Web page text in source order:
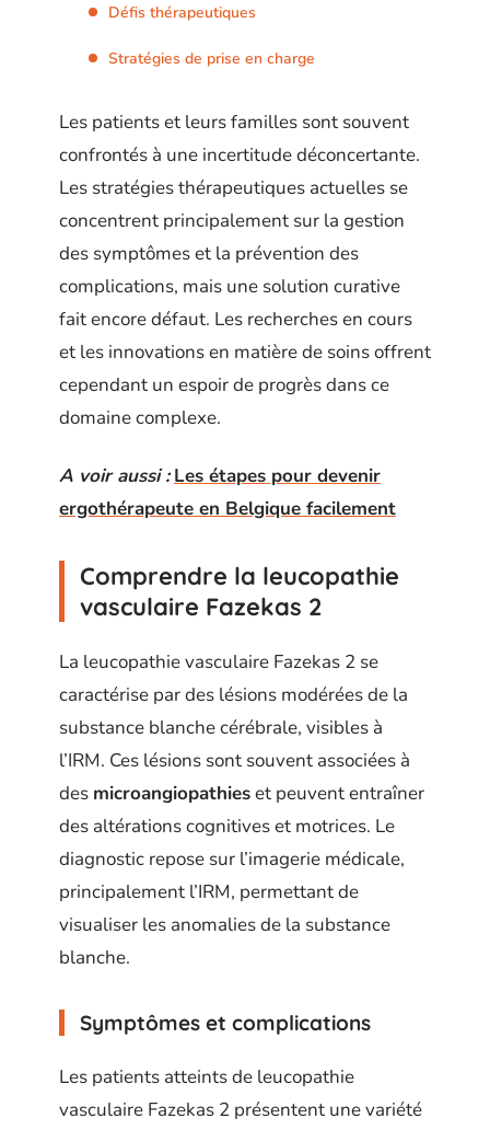
Défis thérapeutiques
Stratégies de prise en charge
Les patients et leurs familles sont souvent
confrontés à une incertitude déconcertante.
Les stratégies thérapeutiques actuelles se
concentrent principalement sur la gestion
des symptômes et la prévention des
complications, mais une solution curative
fait encore défaut. Les recherches en cours
et les innovations en matière de soins offrent
cependant un espoir de progrès dans ce
domaine complexe.
A voir aussi : Les étapes pour devenir
ergothérapeute en Belgique facilement
Comprendre la leucopathie
vasculaire Fazekas 2
La leucopathie vasculaire Fazekas 2 se
caractérise par des lésions modérées de la
substance blanche cérébrale, visibles à
l’IRM. Ces lésions sont souvent associées à
des microangiopathieset peuvent entraîner
des altérations cognitives et motrices. Le
diagnostic repose sur l’imagerie médicale,
principalement l’IRM, permettant de
visualiser les anomalies de la substance
blanche.
Symptômes et complications
Les patients atteints de leucopathie
vasculaire Fazekas 2 présentent une variété